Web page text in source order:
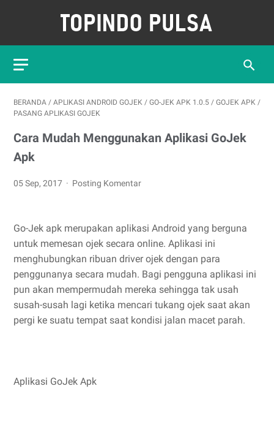
BERANDA / APLIKASI ANDROID GOJEK / GO-JEK APK 1.0.5 / GOJEK APK /
PASANG APLIKASI GOJEK
Cara Mudah Menggunakan Aplikasi GoJek
Apk
05 Sep, 2017 Posting Komentar
Go-Jek apk merupakan aplikasi Android yang berguna
untuk memesan ojek secara online. Aplikasi ini
menghubungkan ribuan driver ojek dengan para
penggunanya secara mudah. Bagi pengguna aplikasi ini
pun akan mempermudah mereka sehingga tak usah
susah-susah lagi ketika mencari tukang ojek saat akan
pergi ke suatu tempat saat kondisi jalan macet parah.
Aplikasi GoJek Apk